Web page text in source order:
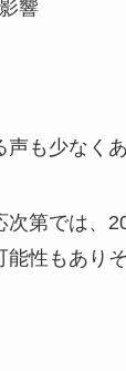
響
も少なく
次第では、
性もありそ